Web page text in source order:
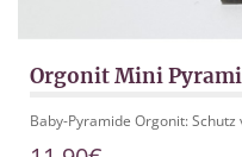
Orgonit Mini
Baby-Pyramide Orgonit: Schutz